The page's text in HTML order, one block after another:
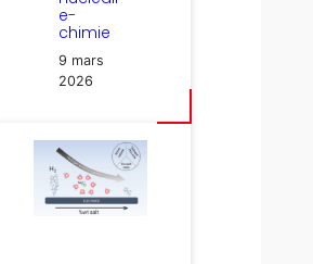
e-
chimie
9 mars
2026